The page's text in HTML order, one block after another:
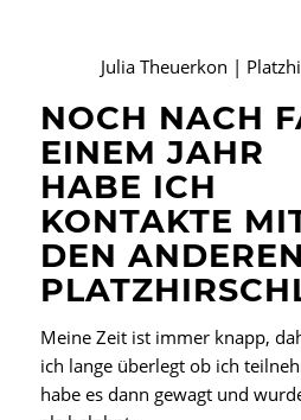
Julia Theuerkon |
NOCH NACH
EINEM JAHR
HABE ICH
KONTAKTE
DEN ANDEREN
Meine Zeit ist immer knapp,
ich lange überlegt ob ich
habe es dann gewagt und